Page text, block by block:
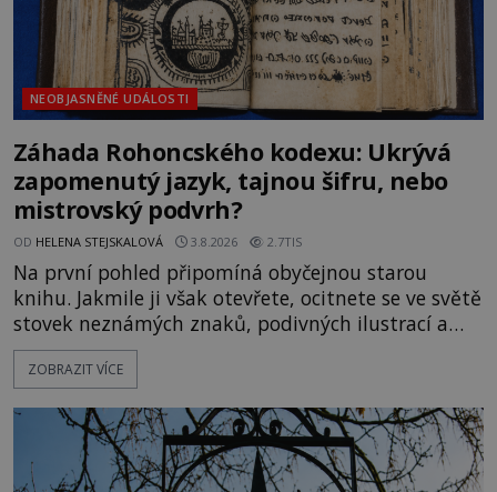
NEOBJASNĚNÉ UDÁLOSTI
Záhada Rohoncského kodexu: Ukrývá
zapomenutý jazyk, tajnou šifru, nebo
mistrovský podvrh?
OD HELENA STEJSKALOVÁ 3.8.2026 2.7TIS
Na první pohled připomíná obyčejnou starou
knihu. Jakmile ji však otevřete, ocitnete se ve světě
stovek neznámých znaků, podivných ilustrací a
textu, který už téměř dvě století vzdoruje všem
pokusům o rozluštění. Rohoncský kodex patří mezi
jistotou neví, kdo jej napsal, kdy vznikl ani co
vlastně vypráví. Rohoncský kodex se poprvé
objevuje v roce
ZOBRAZIT VÍCE